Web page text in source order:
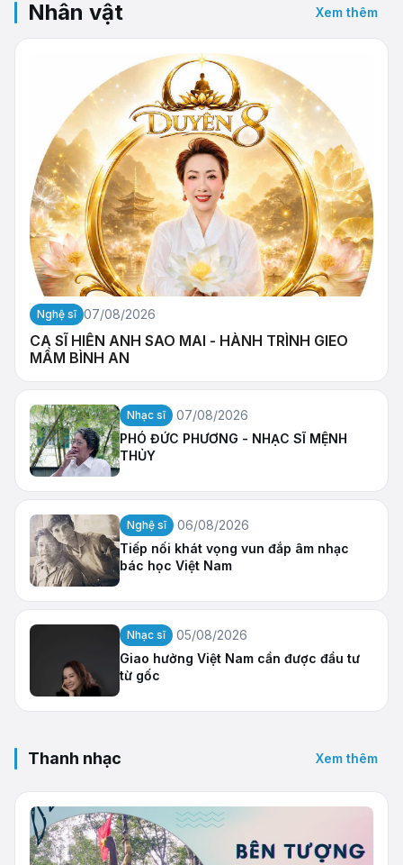
Nhân vật Xem thêm
Nghệ sĩ 07/08/2026
CA SĨ HIỀN ANH SAO MAI - HÀNH TRÌNH GIEO
MẦM BÌNH AN
Nhạc sĩ
07/08/2026
PHÓ ĐỨC PHƯƠNG - NHẠC SĨ MỆNH
THỦY
Nghệ sĩ
06/08/2026
Tiếp nối khát vọng vun đắp âm nhạc
bác học Việt Nam
Nhạc sĩ
05/08/2026
Giao hưởng Việt Nam cần được đầu tư
từ gốc
Thanh nhạc Xem thêm